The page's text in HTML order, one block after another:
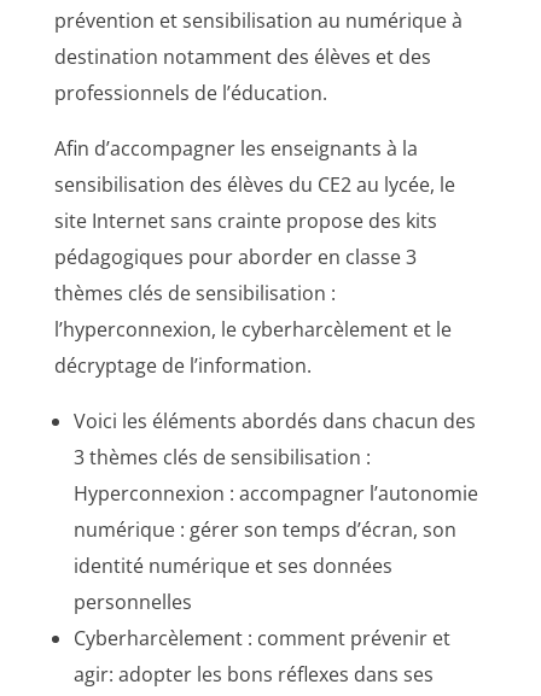
prévention et sensibilisation au numérique à
destination notamment des élèves et des
professionnels de l’éducation.
Afin d’accompagner les enseignants à la
sensibilisation des élèves du CE2 au lycée, le
site Internet sans crainte propose des kits
pédagogiques pour aborder en classe 3
thèmes clés de sensibilisation :
l’hyperconnexion, le cyberharcèlement et le
décryptage de l’information.
Voici les éléments abordés dans chacun des
3 thèmes clés de sensibilisation :
Hyperconnexion : accompagner l’autonomie
numérique : gérer son temps d’écran, son
identité numérique et ses données
personnelles
Cyberharcèlement : comment prévenir et
agir: adopter les bons réflexes dans ses